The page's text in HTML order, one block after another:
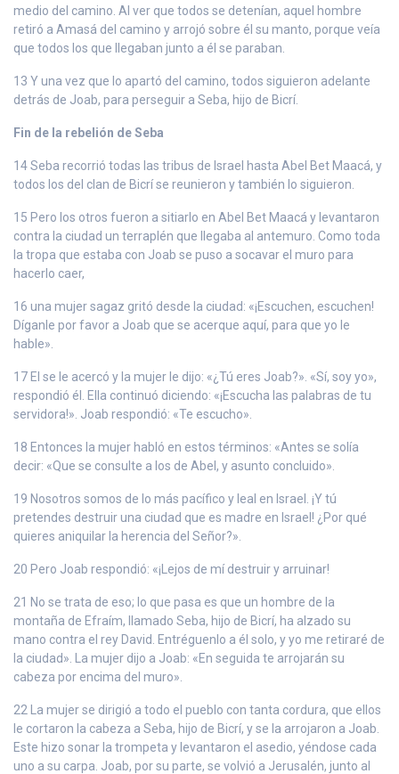
medio del camino. Al ver que todos se detenían, aquel hombre
retiró a Amasá del camino y arrojó sobre él su manto, porque veía
que todos los que llegaban junto a él se paraban.
13 Y una vez que lo apartó del camino, todos siguieron adelante
detrás de Joab, para perseguir a Seba, hijo de Bicrí.
Fin de la rebelión de Seba
14 Seba recorrió todas las tribus de Israel hasta Abel Bet Maacá, y
todos los del clan de Bicrí se reunieron y también lo siguieron.
15 Pero los otros fueron a sitiarlo en Abel Bet Maacá y levantaron
contra la ciudad un terraplén que llegaba al antemuro. Como toda
la tropa que estaba con Joab se puso a socavar el muro para
hacerlo caer,
16 una mujer sagaz gritó desde la ciudad: «¡Escuchen, escuchen!
Díganle por favor a Joab que se acerque aquí, para que yo le
hable».
17 El se le acercó y la mujer le dijo: «¿Tú eres Joab?». «Sí, soy yo»,
respondió él. Ella continuó diciendo: «¡Escucha las palabras de tu
servidora!». Joab respondió: «Te escucho».
18 Entonces la mujer habló en estos términos: «Antes se solía
decir: «Que se consulte a los de Abel, y asunto concluido».
19 Nosotros somos de lo más pacífico y leal en Israel. ¡Y tú
pretendes destruir una ciudad que es madre en Israel! ¿Por qué
quieres aniquilar la herencia del Señor?».
20 Pero Joab respondió: «¡Lejos de mí destruir y arruinar!
21 No se trata de eso; lo que pasa es que un hombre de la
montaña de Efraím, llamado Seba, hijo de Bicrí, ha alzado su
mano contra el rey David. Entréguenlo a él solo, y yo me retiraré de
la ciudad». La mujer dijo a Joab: «En seguida te arrojarán su
cabeza por encima del muro».
22 La mujer se dirigió a todo el pueblo con tanta cordura, que ellos
le cortaron la cabeza a Seba, hijo de Bicrí, y se la arrojaron a Joab.
Este hizo sonar la trompeta y levantaron el asedio, yéndose cada
uno a su carpa. Joab, por su parte, se volvió a Jerusalén, junto al